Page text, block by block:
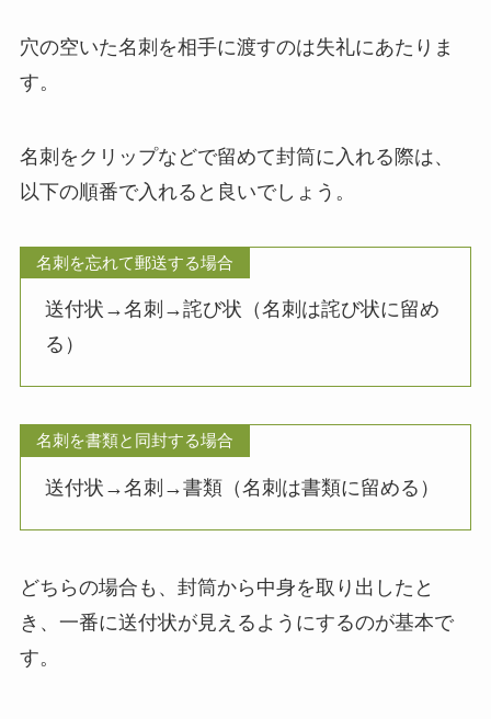
穴の空いた名刺を相手に渡すのは失礼にあたりま
す。
名刺をクリップなどで留めて封筒に入れる際は、
以下の順番で入れると良いでしょう。
名刺を忘れて郵送する場合
送付状→名刺→詫び状（名刺は詫び状に留め
る）
名刺を書類と同封する場合
送付状→名刺→書類（名刺は書類に留める）
どちらの場合も、封筒から中身を取り出したと
き、一番に送付状が見えるようにするのが基本で
す。